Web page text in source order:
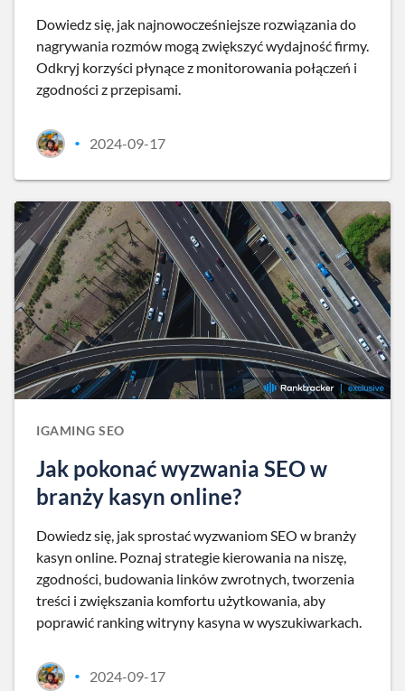
Dowiedz się, jak najnowocześniejsze rozwiązania do
nagrywania rozmów mogą zwiększyć wydajność firmy.
Odkryj korzyści płynące z monitorowania połączeń i
zgodności z przepisami.
• 2024-09-17
IGAMING SEO
Jak pokonać wyzwania SEO w
branży kasyn online?
Dowiedz się, jak sprostać wyzwaniom SEO w branży
kasyn online. Poznaj strategie kierowania na niszę,
zgodności, budowania linków zwrotnych, tworzenia
treści i zwiększania komfortu użytkowania, aby
poprawić ranking witryny kasyna w wyszukiwarkach.
• 2024-09-17